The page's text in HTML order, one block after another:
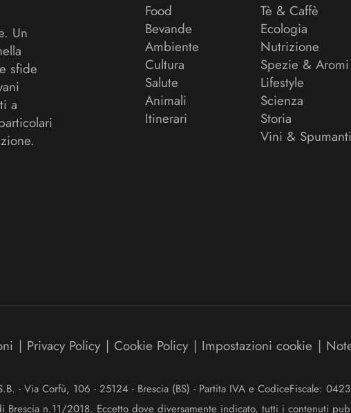
Un
sfide
a
Food
Bevande
Ambiente
Cultura
Salute
Animali
Itinerari
Tè & Caffè
Ecologia
Nutrizione
Spezie & Aromi
Lifestyle
Scienza
Storia
Vini & Spumanti
| Privacy Policy | Cookie Policy | Impostazioni cookie |
- Via Corfù, 106 - 25124 - Brescia (BS) - Partita IVA e CodiceFiscale:
Brescia n.11/2018. Eccetto dove diversamente indicato, tutti i contenuti